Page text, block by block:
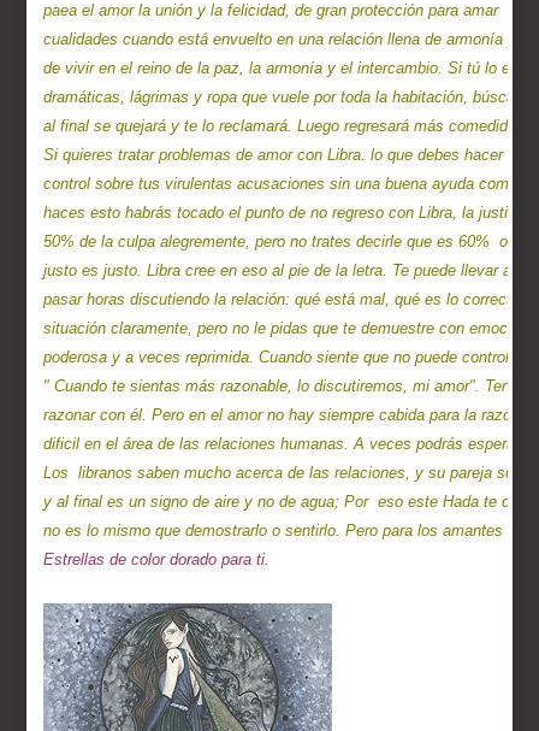
paea el amor la unión y la felicidad, de gran protección para amar  a
cualidades cuando está envuelto en una relación llena de armonía y
de vivir en el reino de la paz, la armonía y el intercambio. Si tú lo
dramáticas, lágrimas y ropa que vuele por toda la habitación,
al final se quejará y te lo reclamará. Luego regresará más comedido y
Si quieres tratar problemas de amor con Libra. lo que debes hacer es
control sobre tus virulentas acusaciones sin una buena ayuda como
haces esto habrás tocado el punto de no regreso con Libra, la
50% de la culpa alegremente, pero no trates decirle que es 60%  o
justo es justo. Libra cree en eso al pie de la letra. Te puede llevar a
pasar horas discutiendo la relación: qué está mal, qué es lo correcto
situación claramente, pero no le pidas que te demuestre con
poderosa y a veces reprimida. Cuando siente que no puede controlar
" Cuando te sientas más razonable, lo discutiremos, mi amor". Tener
razonar con él. Pero en el amor no hay siempre cabida para la razón
dificil en el área de las relaciones humanas. A veces podrás esperar
Los  libranos saben mucho acerca de las relaciones, y su pareja
y al final es un signo de aire y no de agua; Por  eso este Hada te
Estrellas de color dorado para ti.